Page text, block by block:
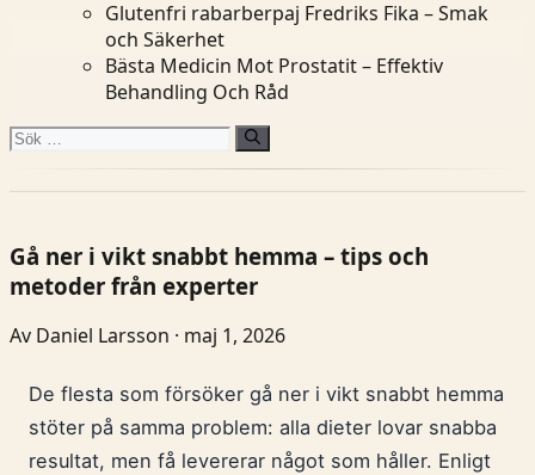
Glutenfri rabarberpaj Fredriks Fika – Smak
och Säkerhet
Bästa Medicin Mot Prostatit – Effektiv
Behandling Och Råd
Sök
Gå ner i vikt snabbt hemma – tips och
metoder från experter
Av Daniel Larsson · maj 1, 2026
De flesta som försöker gå ner i vikt snabbt hemma
stöter på samma problem: alla dieter lovar snabba
resultat, men få levererar något som håller. Enligt